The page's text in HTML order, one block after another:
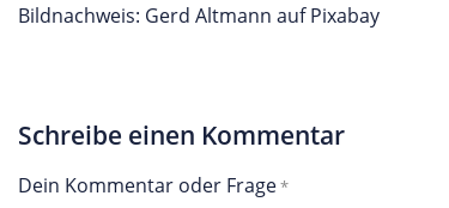
Bildnachweis: Gerd Altmann auf Pixabay
Schreibe einen Kommentar
Dein Kommentar oder Frage